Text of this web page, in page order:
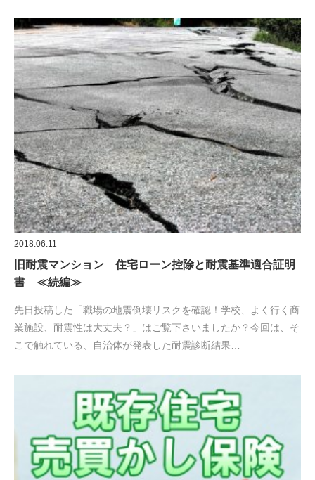
2018.06.11
旧耐震マンション 住宅ローン控除と耐震基準適合証明
書 ≪続編≫
先日投稿した「職場の地震倒壊リスクを確認！学校、よく行く商
業施設、耐震性は大丈夫？」はご覧下さいましたか？今回は、そ
こで触れている、自治体が発表した耐震診断結果…